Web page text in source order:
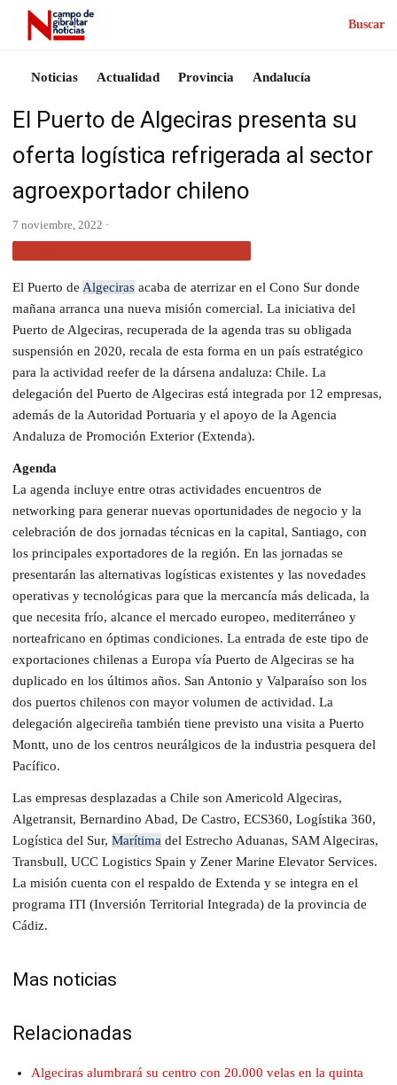
Buscar
Noticias Actualidad Provincia Andalucía
El Puerto de Algeciras presenta su
oferta logística refrigerada al sector
agroexportador chileno
7 noviembre, 2022 ·
El Puerto de Algeciras acaba de aterrizar en el Cono Sur donde
mañana arranca una nueva misión comercial. La iniciativa del
Puerto de Algeciras, recuperada de la agenda tras su obligada
suspensión en 2020, recala de esta forma en un país estratégico
para la actividad reefer de la dársena andaluza: Chile. La
delegación del Puerto de Algeciras está integrada por 12 empresas,
además de la Autoridad Portuaria y el apoyo de la Agencia
Andaluza de Promoción Exterior (Extenda).
Agenda
La agenda incluye entre otras actividades encuentros de
networking para generar nuevas oportunidades de negocio y la
celebración de dos jornadas técnicas en la capital, Santiago, con
los principales exportadores de la región. En las jornadas se
presentarán las alternativas logísticas existentes y las novedades
operativas y tecnológicas para que la mercancía más delicada, la
que necesita frío, alcance el mercado europeo, mediterráneo y
norteafricano en óptimas condiciones. La entrada de este tipo de
exportaciones chilenas a Europa vía Puerto de Algeciras se ha
duplicado en los últimos años. San Antonio y Valparaíso son los
dos puertos chilenos con mayor volumen de actividad. La
delegación algecireña también tiene previsto una visita a Puerto
Montt, uno de los centros neurálgicos de la industria pesquera del
Pacífico.
Las empresas desplazadas a Chile son Americold Algeciras,
Algetransit, Bernardino Abad, De Castro, ECS360, Logístika 360,
Logística del Sur, Marítima del Estrecho Aduanas, SAM Algeciras,
Transbull, UCC Logistics Spain y Zener Marine Elevator Services.
La misión cuenta con el respaldo de Extenda y se integra en el
programa ITI (Inversión Territorial Integrada) de la provincia de
Cádiz.
Mas noticias
Relacionadas
Algeciras alumbrará su centro con 20.000 velas en la quinta